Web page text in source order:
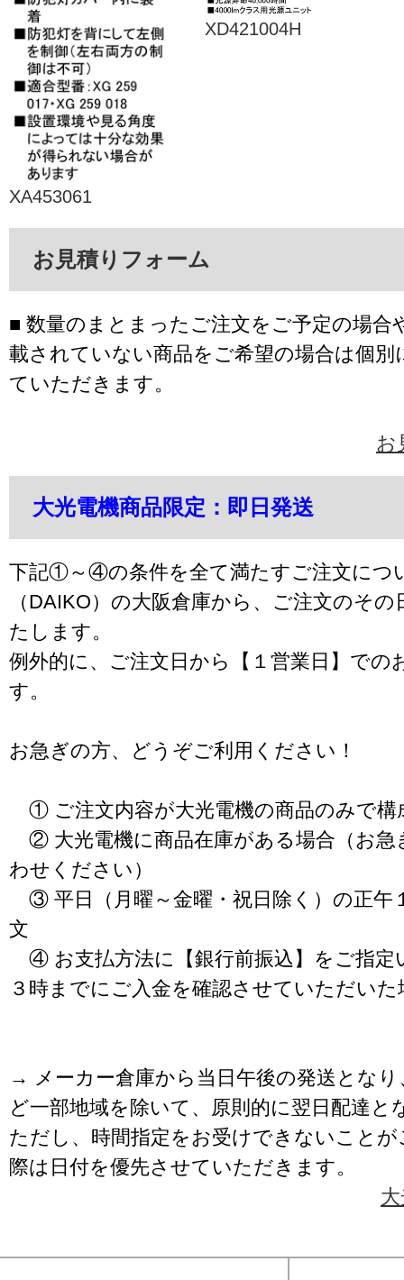
XA453061
XD421004H
お見積りフォーム
■ 数量のまとまったご注文をご予定の場合
載されていない商品をご希望の場合は個別
ていただきます。
お
大光電機商品限定：即日発送
下記①～④の条件を全て満たすご注文につ
（DAIKO）の大阪倉庫から、ご注文のそ
たします。
例外的に、ご注文日から【１営業日】での
す。
お急ぎの方、どうぞご利用ください！
① ご注文内容が大光電機の商品のみで構
② 大光電機に商品在庫がある場合（お急
わせください）
③ 平日（月曜～金曜・祝日除く）の正午
文
④ お支払方法に【銀行前振込】をご指定
３時までにご入金を確認させていただいた
→ メーカー倉庫から当日午後の発送となり
ど一部地域を除いて、原則的に翌日配達と
ただし、時間指定をお受けできないこと
際は日付を優先させていただきます。